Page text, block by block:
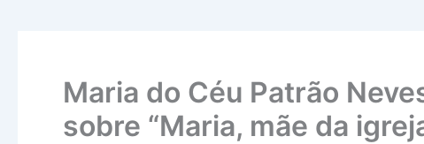
Maria do Céu Patrão
sobre “Maria, mãe da